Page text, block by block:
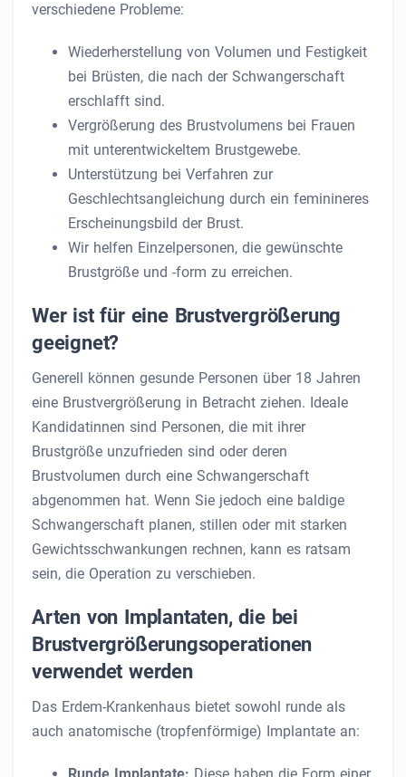
verschiedene Probleme:
Wiederherstellung von Volumen und Festigkeit
bei Brüsten, die nach der Schwangerschaft
erschlafft sind.
Vergrößerung des Brustvolumens bei Frauen
mit unterentwickeltem Brustgewebe.
Unterstützung bei Verfahren zur
Geschlechtsangleichung durch ein feminineres
Erscheinungsbild der Brust.
Wir helfen Einzelpersonen, die gewünschte
Brustgröße und -form zu erreichen.
Wer ist für eine Brustvergrößerung
geeignet?
Generell können gesunde Personen über 18 Jahren
eine Brustvergrößerung in Betracht ziehen. Ideale
Kandidatinnen sind Personen, die mit ihrer
Brustgröße unzufrieden sind oder deren
Brustvolumen durch eine Schwangerschaft
abgenommen hat. Wenn Sie jedoch eine baldige
Schwangerschaft planen, stillen oder mit starken
Gewichtsschwankungen rechnen, kann es ratsam
sein, die Operation zu verschieben.
Arten von Implantaten, die bei
Brustvergrößerungsoperationen
verwendet werden
Das Erdem-Krankenhaus bietet sowohl runde als
auch anatomische (tropfenförmige) Implantate an: